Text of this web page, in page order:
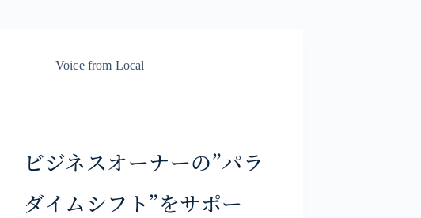
Voice from Local
ビジネスオーナーの”パラ
ダイムシフト”をサポー